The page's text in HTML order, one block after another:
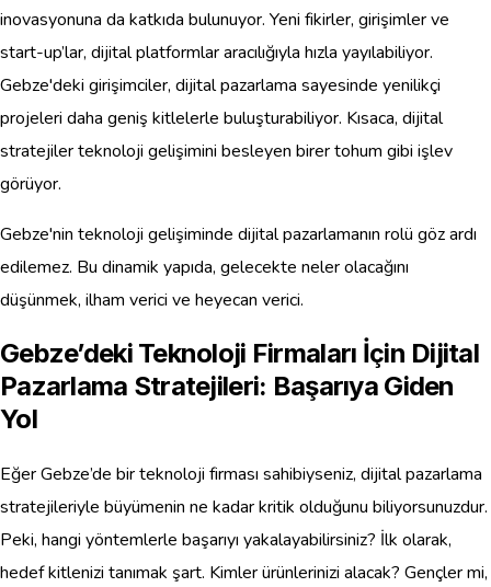
inovasyonuna da katkıda bulunuyor. Yeni fikirler, girişimler ve
start-up’lar, dijital platformlar aracılığıyla hızla yayılabiliyor.
Gebze'deki girişimciler, dijital pazarlama sayesinde yenilikçi
projeleri daha geniş kitlelerle buluşturabiliyor. Kısaca, dijital
stratejiler teknoloji gelişimini besleyen birer tohum gibi işlev
görüyor.
Gebze'nin teknoloji gelişiminde dijital pazarlamanın rolü göz ardı
edilemez. Bu dinamik yapıda, gelecekte neler olacağını
düşünmek, ilham verici ve heyecan verici.
Gebze’deki Teknoloji Firmaları İçin Dijital
Pazarlama Stratejileri: Başarıya Giden
Yol
Eğer Gebze’de bir teknoloji firması sahibiyseniz, dijital pazarlama
stratejileriyle büyümenin ne kadar kritik olduğunu biliyorsunuzdur.
Peki, hangi yöntemlerle başarıyı yakalayabilirsiniz? İlk olarak,
hedef kitlenizi tanımak şart. Kimler ürünlerinizi alacak? Gençler mi,